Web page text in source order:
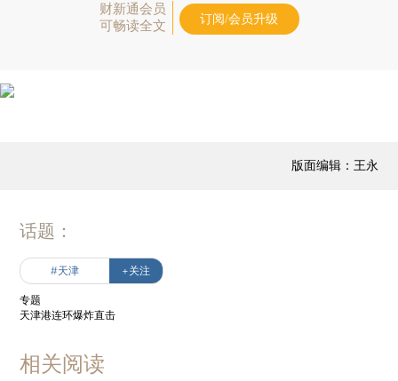
财新通会员
可畅读全文
订阅/会员升级
版面编辑：王永
话题：
#天津 +关注
专题
天津港连环爆炸直击
相关阅读